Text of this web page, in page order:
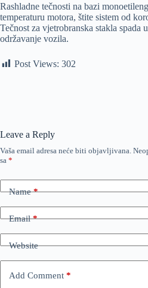
Rashladne tečnosti na bazi
temperaturu motora, štite sistem od
Tečnost za vjetrobranska stakla spada
održavanje vozila.
Post Views: 302
Leave a Reply
Vaša email adresa neće biti objavljivana.
sa *
Name*
Email*
Website
Add Comment *